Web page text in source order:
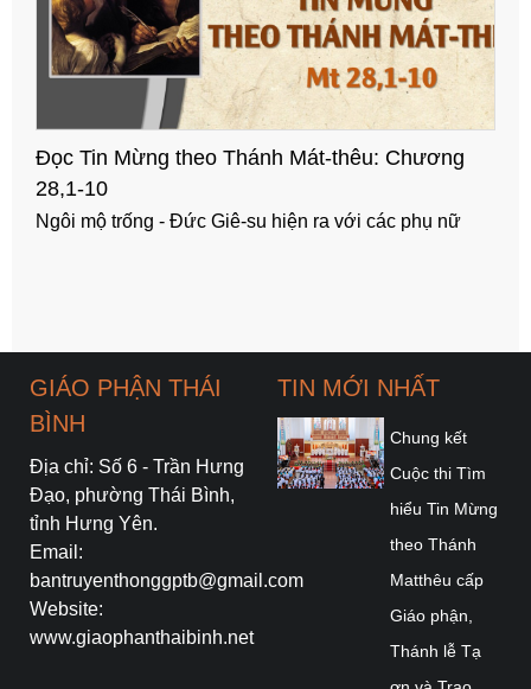
Đọc Tin Mừng theo Thánh Mát-thêu: Chương
27,57-66
Mai táng Đức Giê-su - Lính canh mồ
GIÁO PHẬN THÁI
BÌNH
Địa chỉ: Số 6 - Trần Hưng
Đạo, phường Thái Bình,
tỉnh Hưng Yên.
Email:
bantruyenthonggptb@gmail.com
Website:
www.giaophanthaibinh.net
TIN MỚI NHẤT
Chung kết
Cuộc thi Tìm
hiểu Tin Mừng
theo Thánh
Matthêu cấp
Giáo phận,
Thánh lễ Tạ